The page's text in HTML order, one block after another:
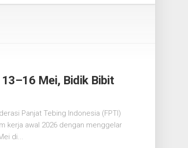
Mei, Bidik Bibit
Panjat Tebing Indonesia (FPTI)
kerja awal 2026 dengan menggelar
di...